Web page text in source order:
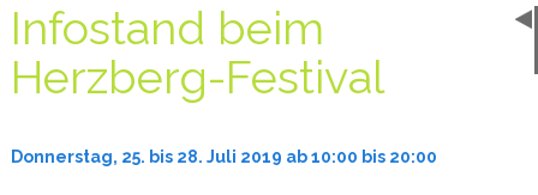
Infostand beim
Herzberg-Festival
Donnerstag, 25. bis 28. Juli 2019 ab 10:00 bis 20:00